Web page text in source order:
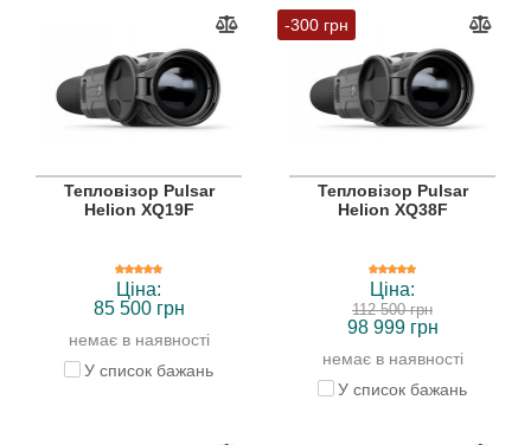
Тепловізор Pulsar
Helion XQ19F
Ціна:
85 500 грн
немає в наявності
У список бажань
-300 грн
Тепловізор Pulsar
Helion XQ38F
Ціна:
112 500 грн
98 999 грн
немає в наявності
У список бажань